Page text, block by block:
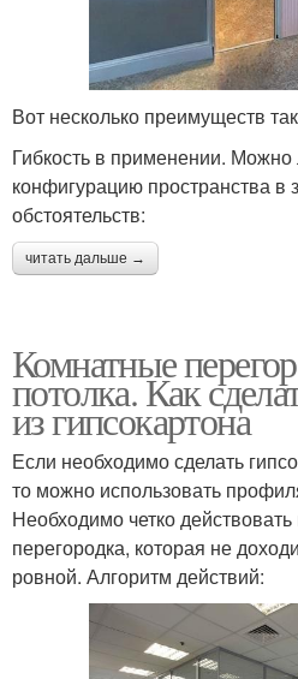
Вот несколько преимуществ
Гибкость в применении. Можно
конфигурацию пространства в
обстоятельств:
читать дальше →
Комнатные
потолка. Как
из гипсокартона
Если необходимо сделать
то можно использовать
Необходимо четко действовать
перегородка, которая не
ровной. Алгоритм действий: